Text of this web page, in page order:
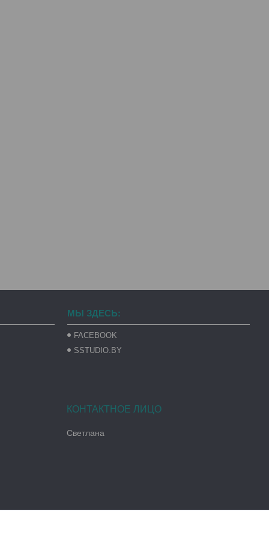
МЫ ЗДЕСЬ:
FACEBOOK
SSTUDIO.BY
Светлана